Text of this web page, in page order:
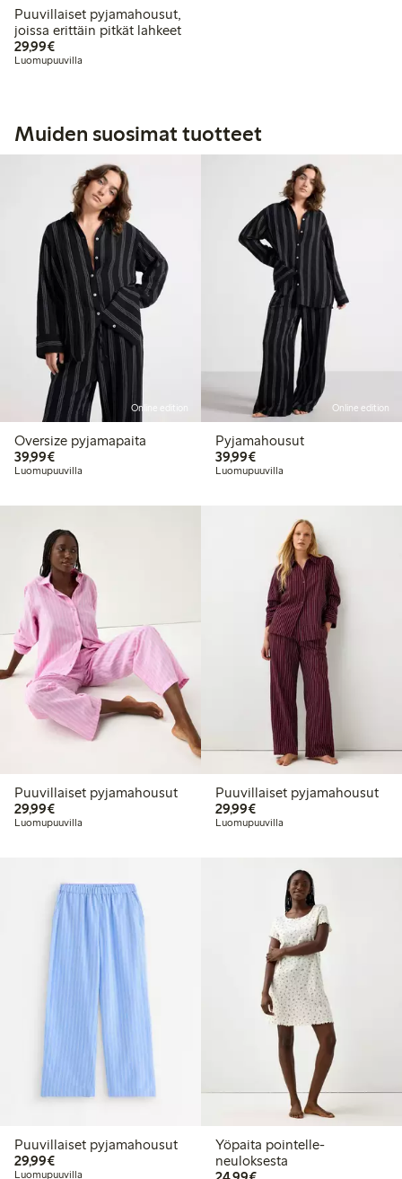
Puuvillaiset pyjamahousut,
joissa erittäin pitkät lahkeet
29,99€29,99 €
Luomupuuvilla
Muiden suosimat tuotteet
Online edition
Oversize pyjamapaita
39,99€39,99 €
Luomupuuvilla
Online edition
Pyjamahousut
39,99€39,99 €
Luomupuuvilla
Puuvillaiset pyjamahousut
29,99€29,99 €
Luomupuuvilla
Puuvillaiset pyjamahousut
29,99€29,99 €
Luomupuuvilla
Puuvillaiset pyjamahousut
29,99€29,99 €
Luomupuuvilla
Yöpaita pointelle-
neuloksesta
24,99 €